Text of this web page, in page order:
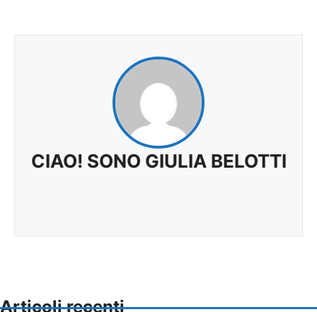
CIAO! SONO GIULIA BELOTTI
Articoli recenti